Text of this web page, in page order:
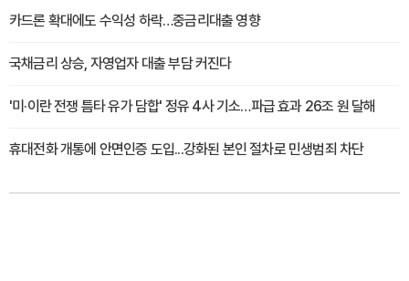
카드론 확대에도 수익성 하락…중금리대출 영향
국채금리 상승, 자영업자 대출 부담 커진다
'미·이란 전쟁 틈타 유가 담합' 정유 4사 기소…파급 효과 26조 원 달해
휴대전화 개통에 안면인증 도입...강화된 본인 절차로 민생범죄 차단